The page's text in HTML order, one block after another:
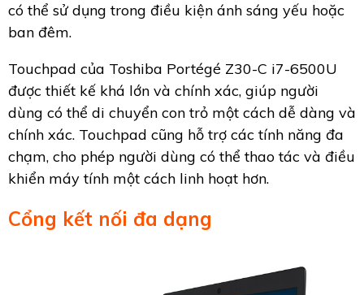
có thể sử dụng trong điều kiện ánh sáng yếu hoặc
ban đêm.
Touchpad của Toshiba Portégé Z30-C i7-6500U
được thiết kế khá lớn và chính xác, giúp người
dùng có thể di chuyển con trỏ một cách dễ dàng và
chính xác. Touchpad cũng hỗ trợ các tính năng đa
chạm, cho phép người dùng có thể thao tác và điều
khiển máy tính một cách linh hoạt hơn.
Cổng kết nối đa dạng